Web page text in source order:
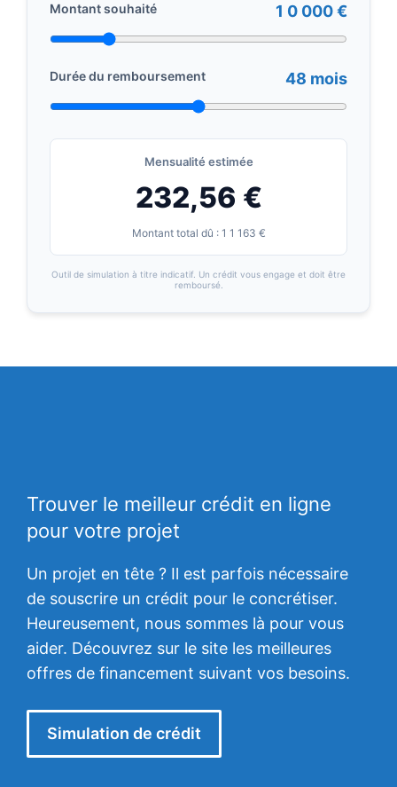
Montant souhaité 1 0 000 €
Durée du remboursement 48 mois
Mensualité estimée
232,56 €
Montant total dû : 1 1 163 €
Outil de simulation à titre indicatif. Un crédit vous engage et doit être
remboursé.
Trouver le meilleur crédit en ligne
pour votre projet
Un projet en tête ? Il est parfois nécessaire
de souscrire un crédit pour le concrétiser.
Heureusement, nous sommes là pour vous
aider. Découvrez sur le site les meilleures
offres de financement suivant vos besoins.
Simulation de crédit